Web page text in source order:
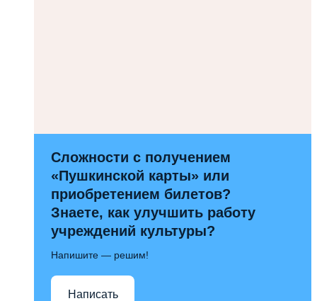
Сложности с получением
«Пушкинской карты» или
приобретением билетов?
Знаете, как улучшить работу
учреждений культуры?
Напишите — решим!
Написать